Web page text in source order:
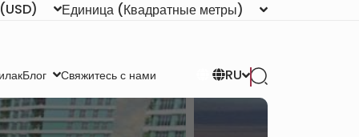
(USD) Единица (Квадратные метры)
Блог Свяжитесь с нами RU